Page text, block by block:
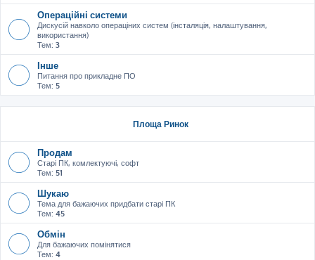
Операційні системи
Дискусій навколо операціних систем (інсталяція, налаштування,
використання)
Тем: 3
Інше
Питання про прикладне ПО
Тем: 5
Площа Ринок
Продам
Старі ПК, комлектуючі, софт
Тем: 51
Шукаю
Тема для бажаючих придбати старі ПК
Тем: 45
Обмін
Для бажаючих помінятися
Тем: 4